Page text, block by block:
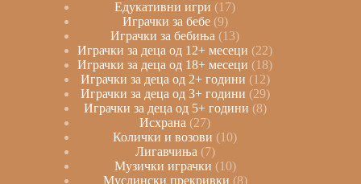
Едукативни игри
17
Играчки за бебе 9
Играчки за бебиња
13
Играчки за деца од 12+ месеци
22
Играчки за деца од 18+ месеци
18
Играчки за деца од 2+ години 12
Играчки за деца од 3+ години 29
Играчки за деца од 5+ години 8
Исхрана
27
Колички и возови
10
Лигавчиња 7
Музички играчки 10
Муслински прекривки 8